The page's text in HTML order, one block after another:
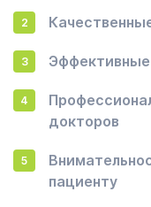
докторов
пациенту